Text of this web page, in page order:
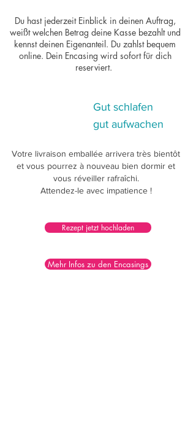
Du hast jederzeit Einblick in deinen Auftrag,
weißt welchen Betrag deine Kasse bezahlt und
kennst deinen Eigenanteil. Du zahlst bequem
online. Dein Encasing wird sofort für dich
reserviert.
Gut schlafen
gut aufwachen
Votre livraison emballée arrivera très bientôt
et vous pourrez à nouveau bien dormir et
vous réveiller rafraîchi.
Attendez-le avec impatience !
Rezept jetzt hochladen
Mehr Infos zu den Encasings